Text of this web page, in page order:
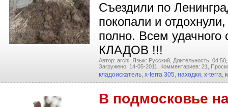
Съездили по
покопали и
полно. Всем удачного
КЛАДОВ !!!
Автор: archi, Язык: Русский, Длительность: 04:50,
Загружено: 14-05-2011,
Комментариев: 21,
кладоискатель, x-terra 305, находки, x-terra,
В подмосковье